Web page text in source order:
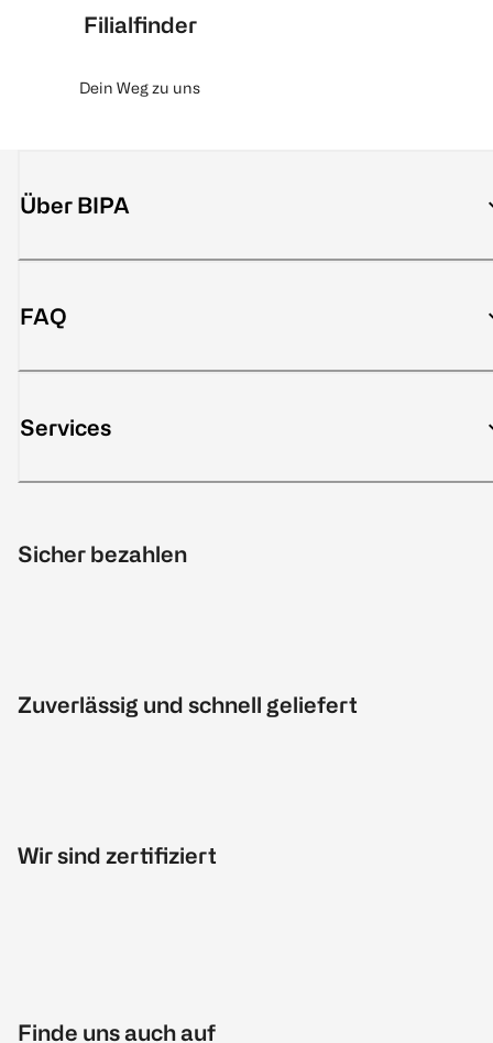
Filialfinder
Dein Weg zu uns
Über BIPA
FAQ
Services
Sicher bezahlen
Zuverlässig und schnell geliefert
Wir sind zertifiziert
Finde uns auch auf